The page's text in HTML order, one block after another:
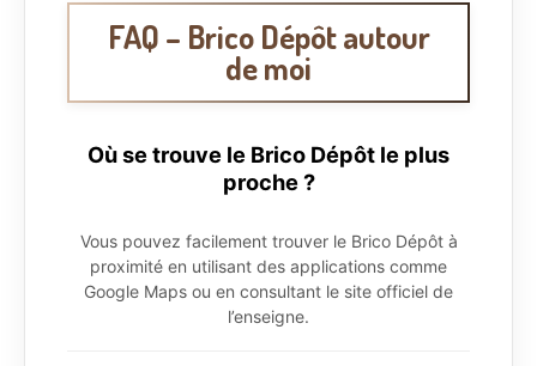
FAQ – Brico Dépôt autour
de moi
Où se trouve le Brico Dépôt le plus
proche ?
Vous pouvez facilement trouver le Brico Dépôt à
proximité en utilisant des applications comme
Google Maps ou en consultant le site officiel de
l’enseigne.